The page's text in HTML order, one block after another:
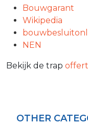
Bouwgarant
Wikipedia
NEN
Bekijk de trap
OTHER